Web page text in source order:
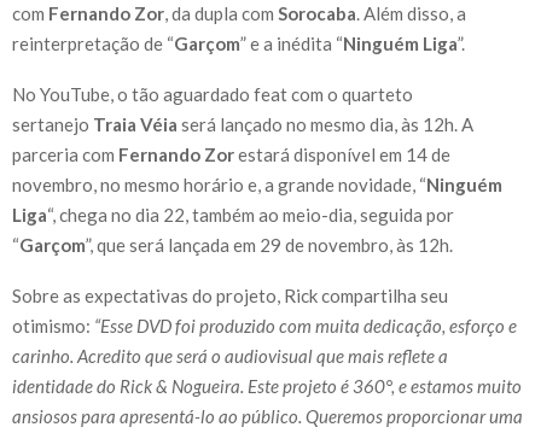
com Fernando Zor, da dupla com Sorocaba. Além disso, a
reinterpretação de “Garçom” e a inédita “Ninguém Liga”.
No YouTube, o tão aguardado feat com o quarteto
sertanejo Traia Véia será lançado no mesmo dia, às 12h. A
parceria com Fernando Zorestará disponível em 14 de
novembro, no mesmo horário e, a grande novidade, “Ninguém
Liga“, chega no dia 22, também ao meio-dia, seguida por
“Garçom”, que será lançada em 29 de novembro, às 12h.
Sobre as expectativas do projeto, Rick compartilha seu
otimismo: “Esse DVD foi produzido com muita dedicação, esforço e
carinho. Acredito que será o audiovisual que mais reflete a
identidade do Rick & Nogueira. Este projeto é 360°, e estamos muito
ansiosos para apresentá-lo ao público. Queremos proporcionar uma